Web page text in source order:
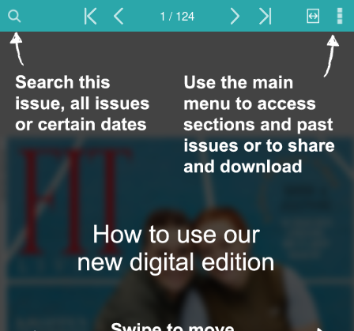
1 / 124